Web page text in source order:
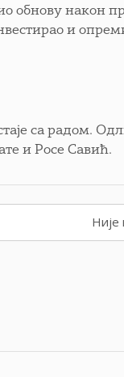
обнову након
и
са радом.
и Росе Савић.
Није